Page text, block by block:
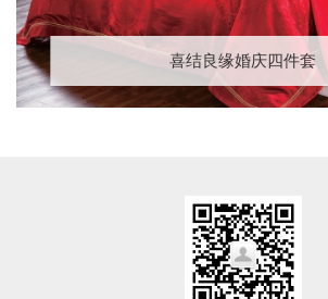
喜结良缘婚庆四件套